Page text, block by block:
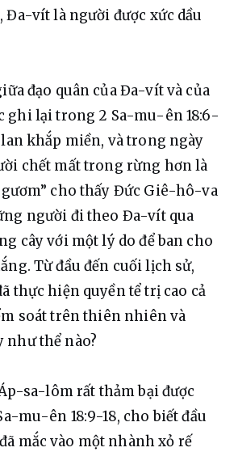
Đa-vít là người được xức dầu
đạo quân của Đa-vít và của
ghi lại trong 2 Sa-mu-ên 18:6-
khắp miền, và trong ngày
chết mất trong rừng hơn là
cho thấy Đức Giê-hô-va
người đi theo Đa-vít qua
cây với một lý do để ban cho
Từ đầu đến cuối lịch sử,
thực hiện quyền tể trị cao cả
soát trên thiên nhiên và
như thể nào?
sa-lôm rất thảm bại được
mu-ên 18:9-18, cho biết đầu
mắc vào một nhành xỏ rế